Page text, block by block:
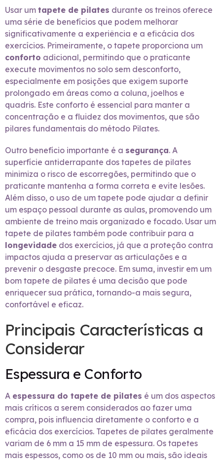
Usar um tapete de pilates durante os treinos oferece
uma série de benefícios que podem melhorar
significativamente a experiência e a eficácia dos
exercícios. Primeiramente, o tapete proporciona um
conforto adicional, permitindo que o praticante
execute movimentos no solo sem desconforto,
especialmente em posições que exigem suporte
prolongado em áreas como a coluna, joelhos e
quadris. Este conforto é essencial para manter a
concentração e a fluidez dos movimentos, que são
pilares fundamentais do método Pilates.
Outro benefício importante é a segurança. A
superfície antiderrapante dos tapetes de pilates
minimiza o risco de escorregões, permitindo que o
praticante mantenha a forma correta e evite lesões.
Além disso, o uso de um tapete pode ajudar a definir
um espaço pessoal durante as aulas, promovendo um
ambiente de treino mais organizado e focado. Usar um
tapete de pilates também pode contribuir para a
longevidade dos exercícios, já que a proteção contra
impactos ajuda a preservar as articulações e a
prevenir o desgaste precoce. Em suma, investir em um
bom tapete de pilates é uma decisão que pode
enriquecer sua prática, tornando-a mais segura,
confortável e eficaz.
Principais Características a
Considerar
Espessura e Conforto
A espessura do tapete de pilates é um dos aspectos
mais críticos a serem considerados ao fazer uma
compra, pois influencia diretamente o conforto e a
eficácia dos exercícios. Tapetes de pilates geralmente
variam de 6 mm a 15 mm de espessura. Os tapetes
mais espessos, como os de 10 mm ou mais, são ideais